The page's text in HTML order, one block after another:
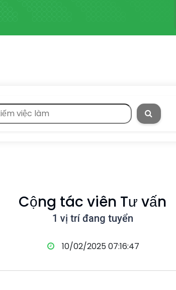
Cộng tác viên Tư vấn
1 vị trí đang tuyển
10/02/2025 07:16:47